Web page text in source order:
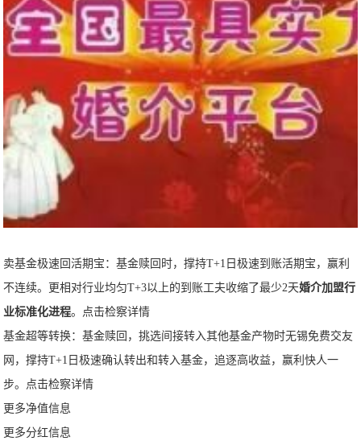
卖基金极速回活期宝：基金赎回时，撑持T+1日极速到账活期宝，赢利
不连续。更相对行业均匀T+3以上的到账工夫收缩了最少2天婚介加盟行
业标准化进程。点击检察详情
基金超等转换：基金赎回，挑选间接转入其他基金产物时无锡免费交友
网，撑持T+1日极速确认转出和转入基金，追逐高收益，赢利快人一
步。点击检察详情
更多净值信息
更多分红信息